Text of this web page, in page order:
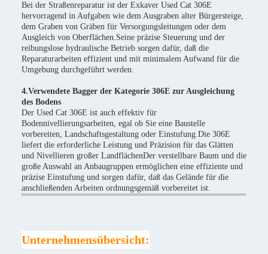
Bei der Straßenreparatur ist der Exkaver Used Cat 306E
hervorragend in Aufgaben wie dem Ausgraben alter Bürgersteige,
dem Graben von Gräben für Versorgungsleitungen oder dem
Ausgleich von Oberflächen.Seine präzise Steuerung und der
reibungslose hydraulische Betrieb sorgen dafür, daß die
Reparaturarbeiten effizient und mit minimalem Aufwand für die
Umgebung durchgeführt werden.
4.Verwendete Bagger der Kategorie 306E zur Ausgleichung
des Bodens
Der Used Cat 306E ist auch effektiv für
Bodennivellierungsarbeiten, egal ob Sie eine Baustelle
vorbereiten, Landschaftsgestaltung oder Einstufung.Die 306E
liefert die erforderliche Leistung und Präzision für das Glätten
und Nivellieren großer LandflächenDer verstellbare Baum und die
große Auswahl an Anbaugruppen ermöglichen eine effiziente und
präzise Einstufung und sorgen dafür, daß das Gelände für die
anschließenden Arbeiten ordnungsgemäß vorbereitet ist.
Unternehmensübersicht: